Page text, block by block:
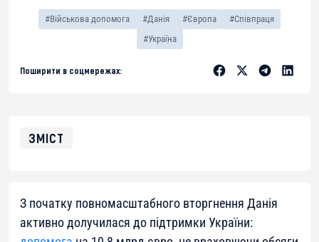
#Військова допомога #Данія #Європа
#Співпраця
#Україна
Поширити в соцмережах:
ЗМІСТ
З початку повномасштабного вторгнення Данія
активно долучилася до підтримки України: